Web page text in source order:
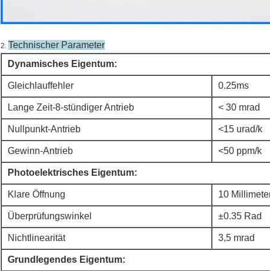
2. Technischer Parameter
Dynamisches Eigentum:
Gleichlauffehler 0.25ms
Lange Zeit-8-stündiger Antrieb < 30 mrad
Nullpunkt-Antrieb <15 urad/k
Gewinn-Antrieb <50 ppm/k
Photoelektrisches Eigentum:
Klare Öffnung 10
Überprüfungswinkel ±0.35 Rad
Nichtlinearität 3,5 mrad
Grundlegendes Eigentum: